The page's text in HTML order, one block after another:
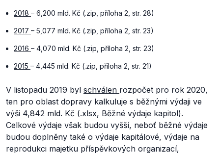
2018 – 6,200 mld. Kč (.zip, příloha 2, str. 28)
2017 – 5,077 mld. Kč (.zip, příloha 2, str. 23)
2016 – 4,070 mld. Kč (.zip, příloha 2, str. 23)
2015 – 4,445 mld. Kč (.zip, příloha 2, str. 21)
V listopadu 2019 byl schválen rozpočet pro rok 2020,
ten pro oblast dopravy kalkuluje s běžnými výdaji ve
výši 4,842 mld. Kč (.xlsx, Běžné výdaje kapitol).
Celkové výdaje však budou vyšší, neboť běžné výdaje
budou doplněny také o výdaje kapitálové, výdaje na
reprodukci majetku příspěvkových organizací,